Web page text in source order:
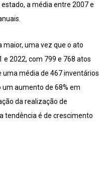
a média entre 2007 e
maior, uma vez que o ato
2022, com 799 e 768 atos
média de 467 inventários
aumento de 68% em
da realização de
tendência é de crescimento